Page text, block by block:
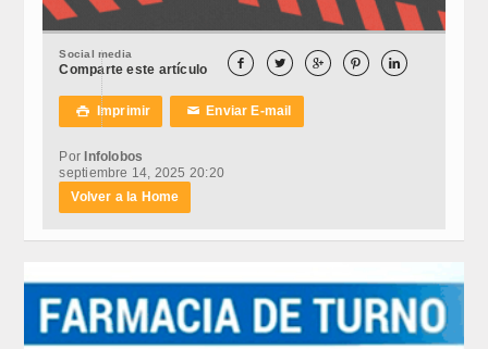
Social media
Comparte este artículo     
 Imprimir ✉Enviar E-mail
Por Infolobos
septiembre 14, 2025 20:20
Volver a la Home